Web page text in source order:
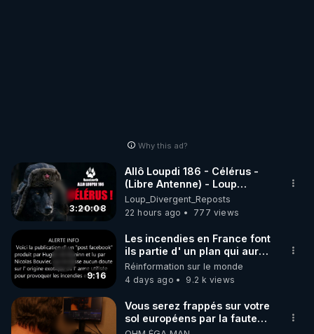
Why this ad?
3:20:08
Allô Loupdi 186 - Célérus -
(Libre Antenne) - Loup
Divergent 2026.08.06
Loup_Divergent_Reposts
22 hours ago
777 views
9:16
Les incendies en France font
ils partie d' un plan qui aurait
débuté le 11 septembre 2001
?
Réinformation sur le monde
4 days ago
9.2 k views
Vous serez frappés sur votre
sol européens par la faute
des dirigeants qui s'en